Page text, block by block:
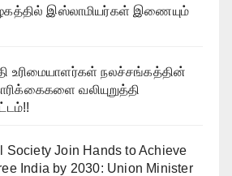
இஸ்லாமியர்கள் இணையும்
உரிமையாளர்கள் நலச்சங்கத்தின்
வலியுறுத்தி
Society Join Hands to Achieve
India by 2030: Union Minister